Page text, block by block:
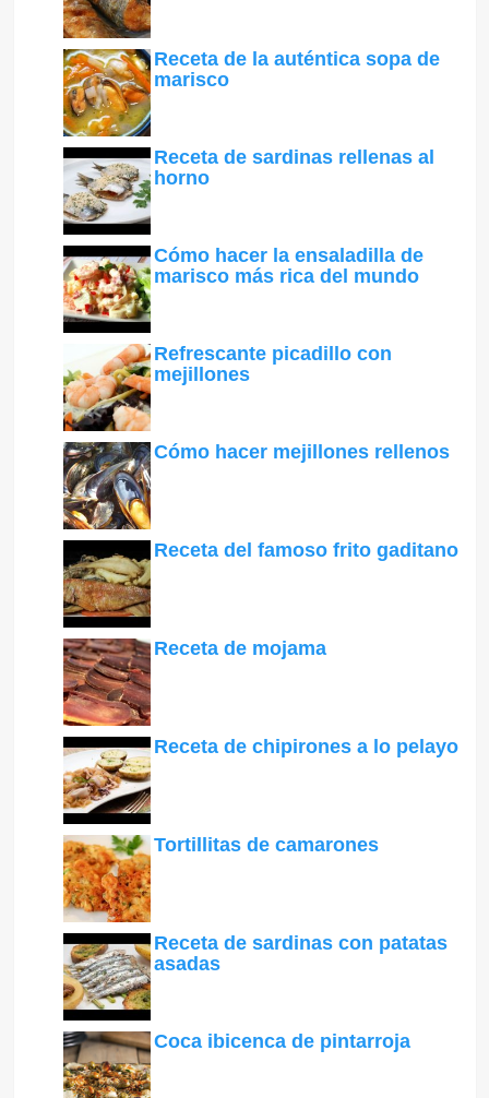
Receta de la auténtica sopa de
marisco
Receta de sardinas rellenas al
horno
Cómo hacer la ensaladilla de
marisco más rica del mundo
Refrescante picadillo con
mejillones
Cómo hacer mejillones rellenos
Receta del famoso frito gaditano
Receta de mojama
Receta de chipirones a lo pelayo
Tortillitas de camarones
Receta de sardinas con patatas
asadas
Coca ibicenca de pintarroja